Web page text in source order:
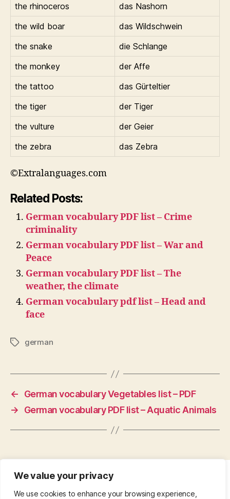
We value your privacy
We use cookies to enhance your browsing experience,
the rhinoceros
das Nashorn
the wild boar
das Wildschwein
the snake
die Schlange
the monkey
der Affe
the tattoo
das Gürteltier
the tiger
der Tiger
the vulture
der Geier
the zebra
das Zebra
©Extralanguages.com
Related Posts:
German vocabulary PDF list – Crime
criminality
German vocabulary PDF list – War and
Peace
German vocabulary PDF list – The
weather, the climate
German vocabulary pdf list – Head and
face
Tagsgerman
←
German vocabulary Vegetables list – PDF
→
German vocabulary PDF list – Aquatic Animals
CONTACT •ABOUT•PRIVACY POLICY
COPYRIGHT •PINTEREST